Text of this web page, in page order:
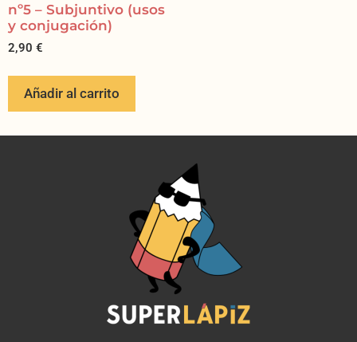
nº5 – Subjuntivo (usos
y conjugación)
2,90 €
Añadir al carrito